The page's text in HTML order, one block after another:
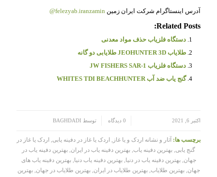
آدرس اینستاگرام شرکت ایران زمین felezyab.iranzamin@
Related Posts:
دستگاه فلزیاب حذف مواد معدنی
طلایاب JEOHUNTER 3D طلایابی دو گانه
دستگاه فلزیاب JW FISHERS SAR-1
گنج یاب ضد آب WHITES TDI BEACHHUNTER
اکتبر 6, 2021 0 دیدگاه توسط BAGHDADI
برچسب ها: آثار و نشانه اردک و یا غاز , اردک یا غاز در دفینه یابی,
اردک یا غاز در
گنج یابی, بهترین دفینه یاب, بهترین دفینه یاب در ایران, بهترین دفینه یاب در
جهان,بهترین دفینه یاب در دنیا,بهترین دفینه یاب دنیا,بهترین دفینه یاب های
جهان,بهترین طلایاب,بهترین طلایاب در ایران,بهترین طلایاب در جهان,بهترین